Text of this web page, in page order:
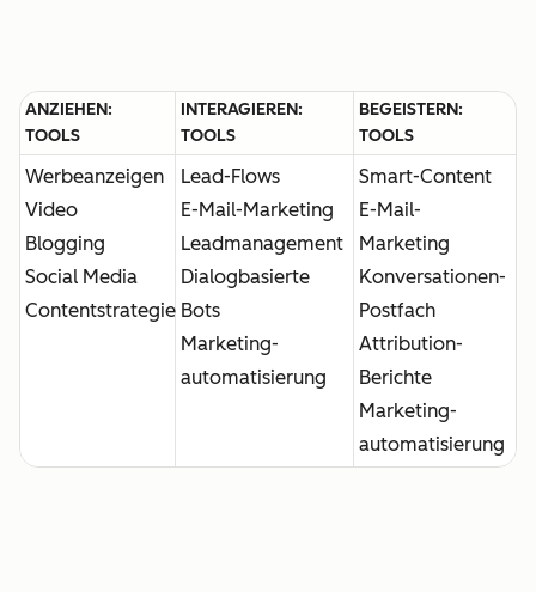
ANZIEHEN:
TOOLS
INTERAGIEREN:
TOOLS
BEGEISTERN:
TOOLS
Werbeanzeigen
Video
Blogging
Social Media
Contentstrategie
Lead-Flows
E-Mail-Marketing
Leadmanagement
Dialogbasierte
Bots
Marketing-
automatisierung
Smart-Content
E-Mail-
Marketing
Konversationen-
Postfach
Attribution-
Berichte
Marketing-
automatisierung